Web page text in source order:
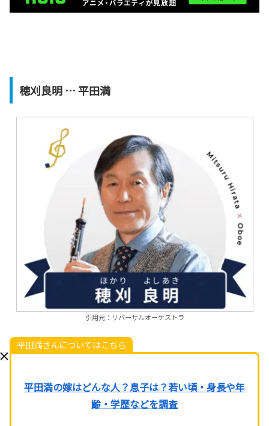
穂刈良明 … 平田満
引用元：リバーサルオーケストラ
平田満さんについてはこちら
平田満の嫁はどんな人？息子は？若い頃・身長や年
齢・学歴などを調査